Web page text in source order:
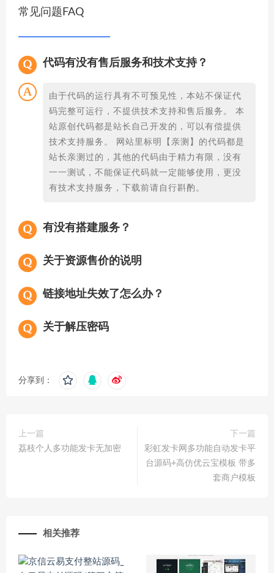
常见问题FAQ
代码有没有售后服务和技术支持？
由于代码的运行具有不可预见性，本站不保证代
码完整可运行，不提供技术支持和售后服务。 本
站原创代码都是站长自己开发的，可以有偿提供
技术支持服务。 网站里标明【亲测】的代码都是
站长亲测过的，其他的代码由于精力有限，没有
一一测试，不能保证代码就一定能够使用，更没
有技术支持服务，下载前请自行斟酌。
有没有搭建服务？
关于资源售价的说明
链接地址失效了怎么办？
关于解压密码
分享到：
上一篇
荔枝个人多功能发卡无加密
下一篇
彩虹发卡网多功能自动发卡平
台源码+高仿优云宝模板 带多
套商户模板
相关推荐